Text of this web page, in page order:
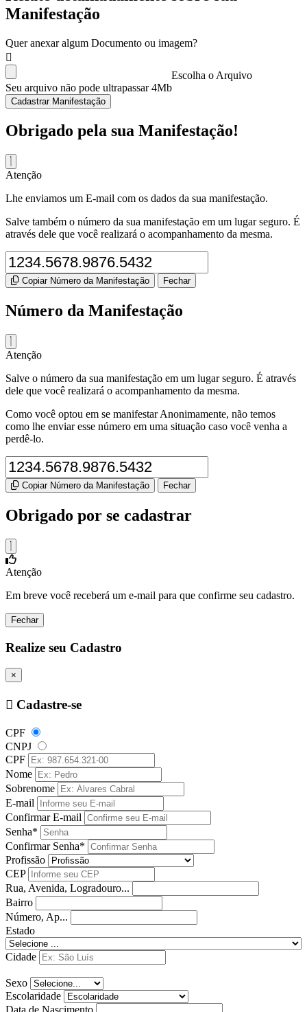
Manifestação
Quer anexar algum Documento ou imagem?
Escolha o Arquivo
Seu arquivo não pode ultrapassar 4Mb
Cadastrar Manifestação
Obrigado pela sua Manifestação!
Atenção
Lhe enviamos um E-mail com os dados da sua manifestação.
Salve também o número da sua manifestação em um lugar seguro. É
através dele que você realizará o acompanhamento da mesma.
Copiar Número da Manifestação Fechar
Número da Manifestação
Atenção
Salve o número da sua manifestação em um lugar seguro. É através
dele que você realizará o acompanhamento da mesma.
Como você optou em se manifestar Anonimamente, não temos
como lhe enviar esse número em uma situação caso você venha a
perdê-lo.
Copiar Número da Manifestação Fechar
Obrigado por se cadastrar
Atenção
Em breve você receberá um e-mail para que confirme seu cadastro.
Fechar
Realize seu Cadastro
×
Cadastre-se
CPF
CNPJ
CPF
Nome
Sobrenome
E-mail
Confirmar E-mail
Senha*
Confirmar Senha*
Profissão
CEP
Rua, Avenida, Logradouro...
Bairro
Número, Ap...
Estado
Cidade
Sexo
Escolaridade
Data de Nascimento